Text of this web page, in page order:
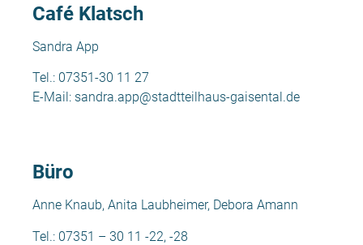
Café Klatsch
Sandra App
Tel.: 07351-30 11 27
E-Mail: sandra.app@stadtteilhaus-gaisental.de
Büro
Anne Knaub, Anita Laubheimer, Debora Amann
Tel.: 07351 – 30 11 -22, -28